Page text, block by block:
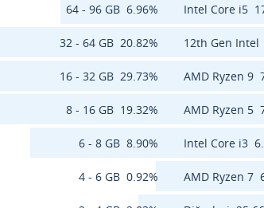
64 - 96 GB 6.96%
32 - 64 GB 20.82%
16 - 32 GB 29.73%
8 - 16 GB 19.32%
6 - 8 GB 8.90%
4 - 6 GB 0.92%
Intel Core i5
12th Gen Intel
AMD Ryzen 9
AMD Ryzen 5
Intel Core i3
AMD Ryzen 7